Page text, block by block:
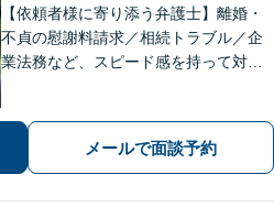
【依頼者様に寄り添う弁護士】離婚・
不貞の慰謝料請求／相続トラブル／企
業法務など、スピード感を持って対応
たします。お気軽にご相談ください
【完全個室で対応】【新宿駅徒歩7分】
メールで面談予約